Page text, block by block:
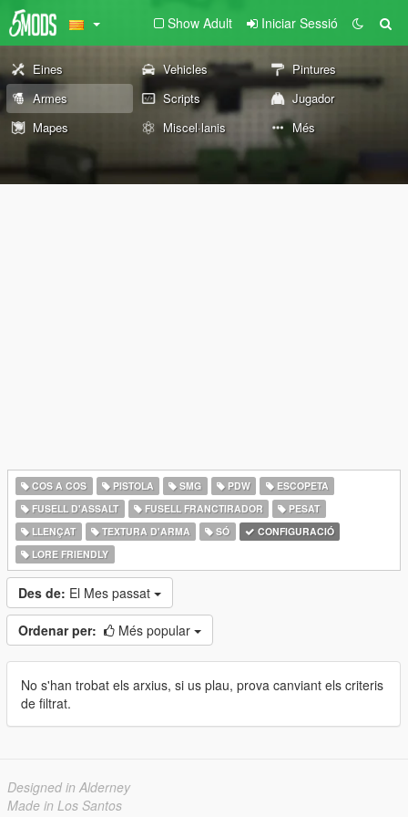
Show Adult Iniciar Sessió
Eines Vehicles
Pintures
Armes
Scripts
Jugador
Mapes
Miscel·lanis Més
COS A COS PISTOLA SMG PDW
ESCOPETA
FUSELL D'ASSALT
FUSELL FRANCTIRADOR
PESAT
LLENÇAT
TEXTURA D'ARMA SÓ
CONFIGURACIÓ
LORE FRIENDLY
Des de: El Mes passat
Ordenar per: Més popular
No s'han trobat els arxius, si us plau, prova canviant els criteris
de filtrat.
Designed in Alderney
Made in Los Santos